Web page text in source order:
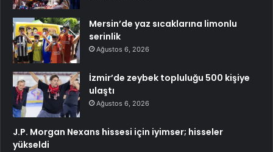
Mersin’de yaz sıcaklarına limonlu
serinlik
Ağustos 6, 2026
İzmir’de zeybek topluluğu 500 kişiye
ulaştı
Ağustos 6, 2026
J.P. Morgan Nexans hissesi için iyimser; hisseler
yükseldi